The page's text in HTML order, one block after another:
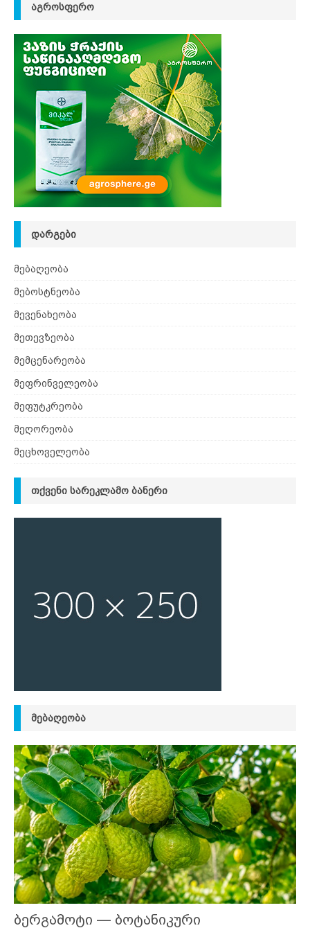
ᲐᲒᲠᲝᲡᲤᲔᲠᲝ
ᲓᲐᲠᲒᲔᲑᲘ
მებაღეობა
მებოსტნეობა
მევენახეობა
მეთევზეობა
მემცენარეობა
მეფრინველეობა
მეფუტკრეობა
მეღორეობა
მეცხოველეობა
ᲗᲥᲕᲔᲜᲘ ᲡᲐᲠᲔᲙᲚᲐᲛᲝ ᲑᲐᲜᲔᲠᲘ
ᲛᲔᲑᲐᲦᲔᲝᲑᲐ
ბერგამოტი — ბოტანიკური